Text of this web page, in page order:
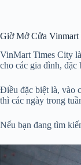
Giờ Mở Cửa
VinMart Times City
cho các gia đình, đặc
Điều đặc biệt là, vào
thì các ngày trong
Nếu bạn đang tìm